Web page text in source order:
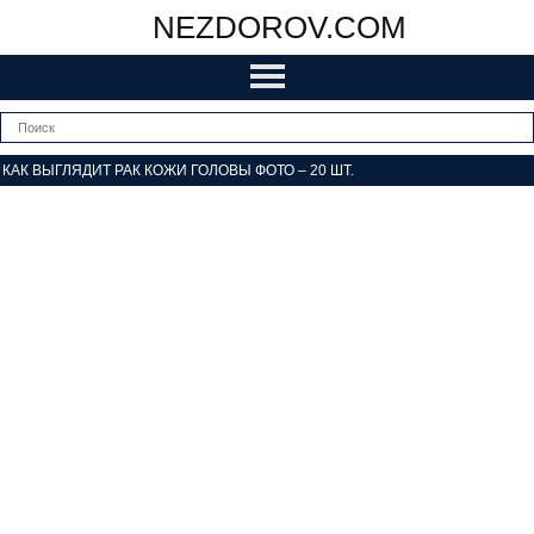
NEZDOROV.COM
КАК ВЫГЛЯДИТ РАК КОЖИ ГОЛОВЫ ФОТО – 20 ШТ.